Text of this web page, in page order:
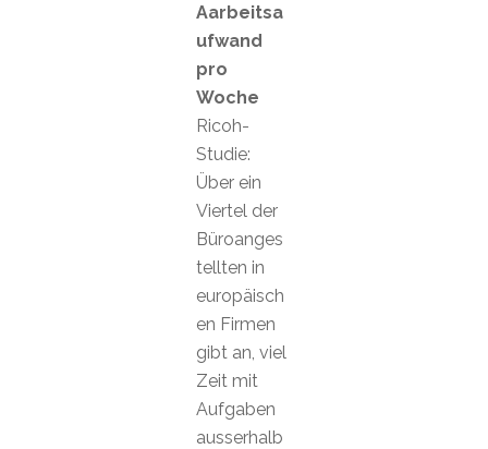
Aarbeitsa
ufwand
pro
Woche
Ricoh-
Studie:
Über ein
Viertel der
Büroanges
tellten in
europäisch
en Firmen
gibt an, viel
Zeit mit
Aufgaben
ausserhalb